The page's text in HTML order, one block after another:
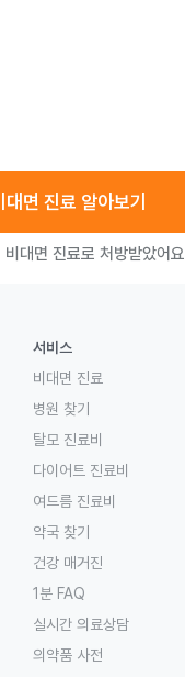
면 진료 알아보기
비대면 진료로 처방받았어요
서비스
비대면 진료
병원 찾기
탈모 진료비
다이어트 진료비
여드름 진료비
약국 찾기
건강 매거진
1분 FAQ
실시간 의료상담
의약품 사전